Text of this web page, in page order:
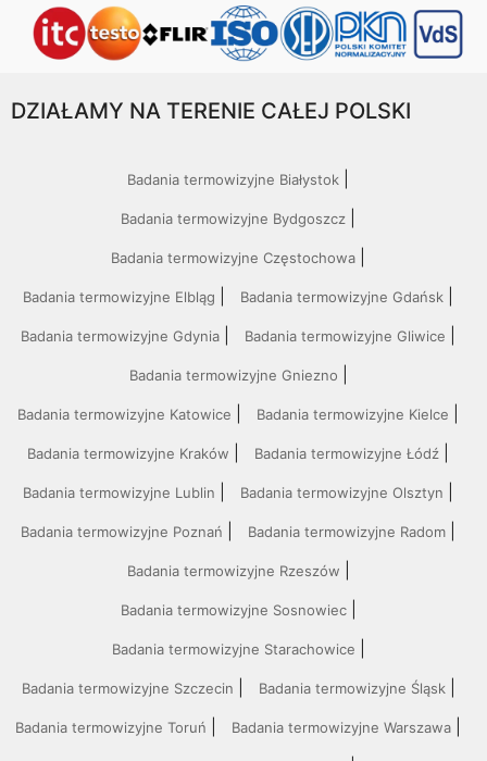
DZIAŁAMY NA TERENIE CAŁEJ POLSKI
Badania termowizyjne Białystok
Badania termowizyjne Bydgoszcz
Badania termowizyjne Częstochowa
Badania termowizyjne Elbląg Badania termowizyjne Gdańsk
Badania termowizyjne Gdynia Badania termowizyjne Gliwice
Badania termowizyjne Gniezno
Badania termowizyjne Katowice Badania termowizyjne Kielce
Badania termowizyjne Kraków Badania termowizyjne Łódź
Badania termowizyjne Lublin Badania termowizyjne Olsztyn
Badania termowizyjne Poznań Badania termowizyjne Radom
Badania termowizyjne Rzeszów
Badania termowizyjne Sosnowiec
Badania termowizyjne Starachowice
Badania termowizyjne Szczecin Badania termowizyjne Śląsk
Badania termowizyjne Toruń Badania termowizyjne Warszawa